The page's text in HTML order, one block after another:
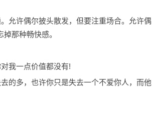
允许偶尔披头散发，但要注重场合。允许偶
那种畅快感。
我一点价值都没有!
的多，也许你只是失去一个不爱你人，而他